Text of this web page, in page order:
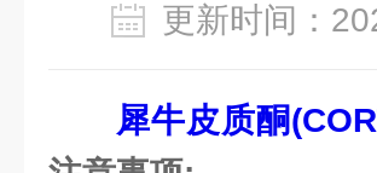
更新时间：
犀牛皮质酮